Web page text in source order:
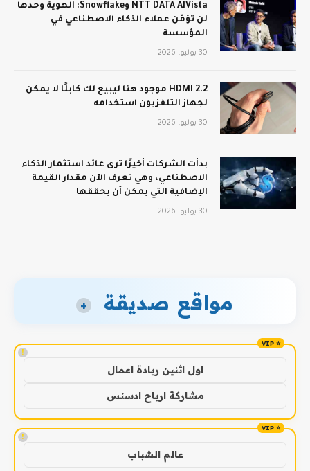
NTT DATA AIVista وSnowflake: الهوية وحدها
لن تؤمّن عملاء الذكاء الاصطناعي في
المؤسسة
30 يوليو، 2026
HDMI 2.2 موجود هنا ليبيع لك كابلًا لا يمكن
لجهاز التلفزيون استخدامه
30 يوليو، 2026
بدأت الشركات أخيرًا ترى عائد استثمار الذكاء
الاصطناعي، وهي تعرف الآن مقدار القيمة
الإضافية التي يمكن أن يحققها
30 يوليو، 2026
مواقع صديقة +
!
اول اثنين ريادة اعمال
مشاركة ارباح ادسنس
!
عالم الشباب